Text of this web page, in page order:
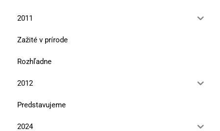
2011
Zažité v prírode
Rozhľadne
2012
Predstavujeme
2024